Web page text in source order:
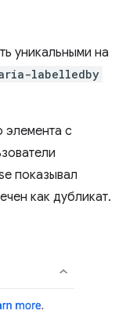
уникальными на
labelledby
элемента с
показывал
как дубликат.